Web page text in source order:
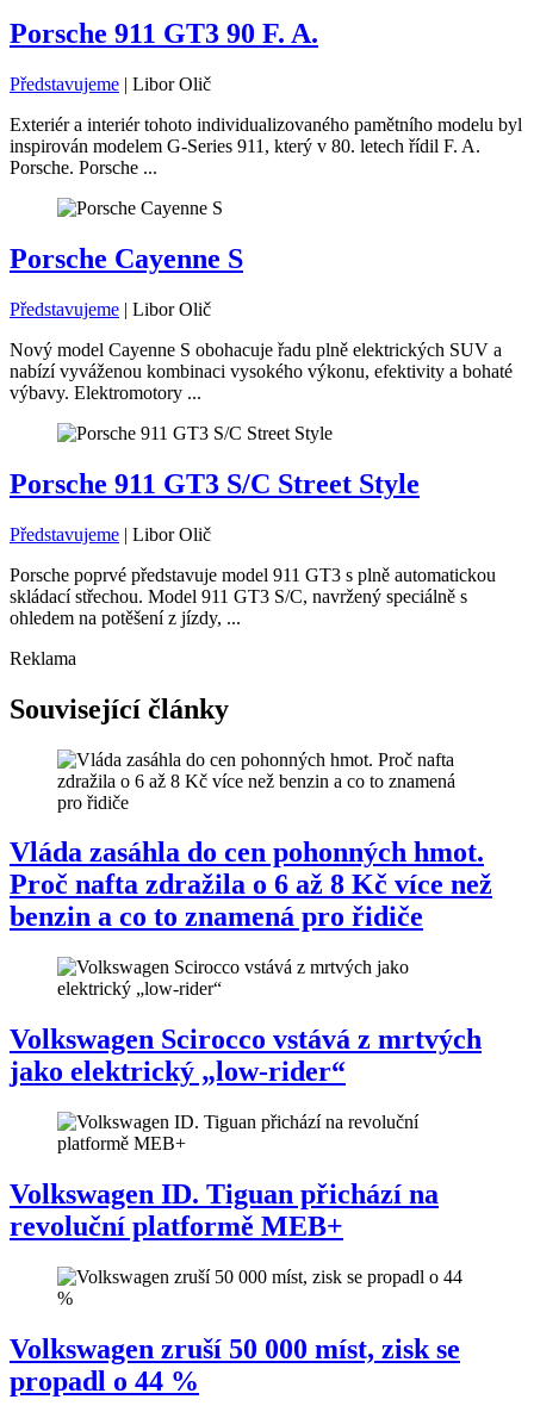
Porsche 911 GT3 90 F. A.
Představujeme | Libor Olič
Exteriér a interiér tohoto individualizovaného pamětního modelu byl
inspirován modelem G-Series 911, který v 80. letech řídil F. A.
Porsche. Porsche ...
Porsche Cayenne S
Představujeme | Libor Olič
Nový model Cayenne S obohacuje řadu plně elektrických SUV a
nabízí vyváženou kombinaci vysokého výkonu, efektivity a bohaté
výbavy. Elektromotory ...
Porsche 911 GT3 S/C Street Style
Představujeme | Libor Olič
Porsche poprvé představuje model 911 GT3 s plně automatickou
skládací střechou. Model 911 GT3 S/C, navržený speciálně s
ohledem na potěšení z jízdy, ...
Reklama
Související články
Vláda zasáhla do cen pohonných hmot.
Proč nafta zdražila o 6 až 8 Kč více než
benzin a co to znamená pro řidiče
Volkswagen Scirocco vstává z mrtvých
jako elektrický „low-rider“
Volkswagen ID. Tiguan přichází na
revoluční platformě MEB+
Volkswagen zruší 50 000 míst, zisk se
propadl o 44 %